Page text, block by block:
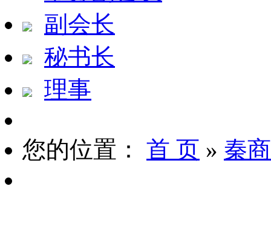
副会长
秘书长
理事
您的位置： 首 页 » 秦